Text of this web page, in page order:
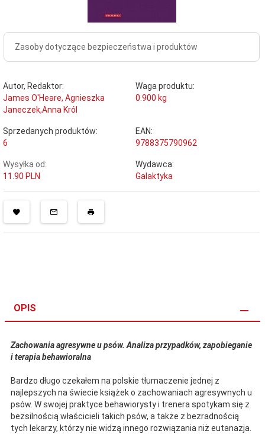
Zasoby dotyczące bezpieczeństwa i produktów
Autor, Redaktor:
James O'Heare, Agnieszka
Janeczek,Anna Król
Waga produktu:
0.900 kg
Sprzedanych produktów:
6
EAN:
9788375790962
Wysyłka od:
11.90 PLN
Wydawca:
Galaktyka
OPIS
Zachowania agresywne u psów. Analiza przypadków, zapobieganie
i terapia behawioralna
Bardzo długo czekałem na polskie tłumaczenie jednej z
najlepszych na świecie książek o zachowaniach agresywnych u
psów. W swojej praktyce behawiorysty i trenera spotykam się z
bezsilnością właścicieli takich psów, a także z bezradnością
tych lekarzy, którzy nie widzą innego rozwiązania niż eutanazja.